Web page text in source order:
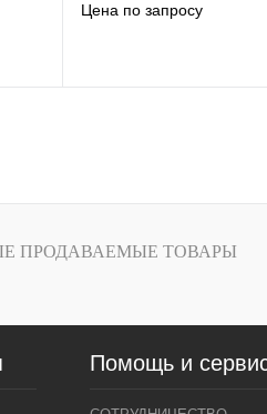
Цена по запросу
ПРОДАВАЕМЫЕ ТОВАРЫ
Помощь и